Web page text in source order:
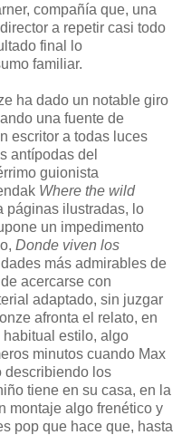
compañía que, una
a repetir casi todo
final lo
familiar.
ha dado un notable giro
una fuente de
escritor a todas luces
antípodas del
guionista
Where the wild
páginas ilustradas, lo
un impedimento
Donde viven los
más admirables de
acercarse con
adaptado, sin juzgar
afronta el relato, en
habitual estilo, algo
minutos cuando Max
describiendo los
tiene en su casa, en la
montaje algo frenético y
pop que hace que, hasta